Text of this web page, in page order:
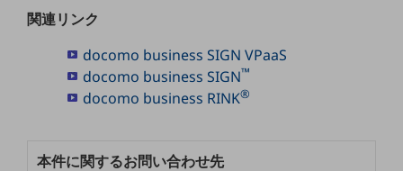
サステナビリティTOP
NTTドコモビジネスグループのサステナビリティ
サステナビリティ基本方針
ダイバーシティ
関連リンク
docomo business SIGN VPaaS
docomo business SIGN™
docomo business RINK®
本件に関するお問い合わせ先